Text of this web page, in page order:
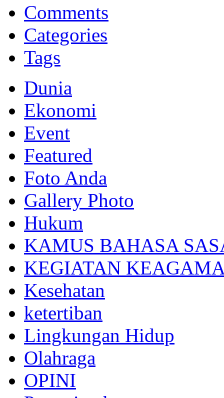
Memberikan yang terbaik sesuai kaidah Islam, kunjungi situs resmi
Comments
Categories
Tags
Dunia
Ekonomi
Event
Featured
Foto Anda
Gallery Photo
Hukum
KAMUS BAHASA
KEGIATAN
Kesehatan
ketertiban
Lingkungan Hidup
Olahraga
OPINI